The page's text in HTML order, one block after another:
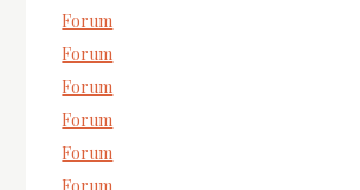
Forum
Forum
Forum
Forum
Forum